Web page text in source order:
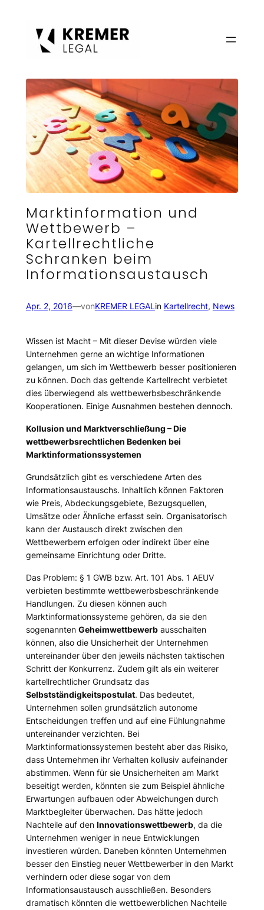
Marktinformation und
Wettbewerb –
Kartellrechtliche
Schranken beim
Informationsaustausch
Apr. 2, 2016—vonKREMER LEGALin Kartellrecht, News
Wissen ist Macht– Mit dieser Devise würden viele
Unternehmen gerne an wichtige Informationen
gelangen, um sich im Wettbewerb besser positionieren
zu können. Doch das geltende Kartellrecht verbietet
dies überwiegend als wettbewerbsbeschränkende
Kooperationen. Einige Ausnahmen bestehen dennoch.
Kollusion und Marktverschließung – Die
wettbewerbsrechtlichen Bedenken bei
Marktinformationssystemen
Grundsätzlich gibt es verschiedene Arten des
Informationsaustauschs. Inhaltlich können Faktoren
wie Preis, Abdeckungsgebiete, Bezugsquellen,
Umsätze oder Ähnliche erfasst sein. Organisatorisch
kann der Austausch direkt zwischen den
Wettbewerbern erfolgen oder indirekt über eine
gemeinsame Einrichtung oder Dritte.
Das Problem: § 1 GWB bzw. Art. 101 Abs. 1 AEUV
verbieten bestimmte wettbewerbsbeschränkende
Handlungen. Zu diesen können auch
Marktinformationssysteme gehören, da sie den
sogenannten Geheimwettbewerbausschalten
können, also die Unsicherheit der Unternehmen
untereinander über den jeweils nächsten taktischen
Schritt der Konkurrenz. Zudem gilt als ein weiterer
kartellrechtlicher Grundsatz das
Selbstständigkeitspostulat. Das bedeutet,
Unternehmen sollen grundsätzlich autonome
Entscheidungen treffen und auf eine Fühlungnahme
untereinander verzichten. Bei
Marktinformationssystemen besteht aber das Risiko,
dass Unternehmen ihr Verhalten kollusiv aufeinander
abstimmen. Wenn für sie Unsicherheiten am Markt
beseitigt werden, könnten sie zum Beispiel ähnliche
Erwartungen aufbauen oder Abweichungen durch
Marktbegleiter überwachen. Das hätte jedoch
Nachteile auf den Innovationswettbewerb, da die
Unternehmen weniger in neue Entwicklungen
investieren würden. Daneben könnten Unternehmen
besser den Einstieg neuer Wettbewerber in den Markt
verhindern oder diese sogar von dem
Informationsaustausch ausschließen. Besonders
dramatisch könnten die wettbewerblichen Nachteile